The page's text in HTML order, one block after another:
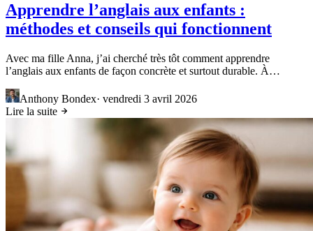
Apprendre l’anglais aux enfants :
méthodes et conseils qui fonctionnent
Avec ma fille Anna, j’ai cherché très tôt comment apprendre
l’anglais aux enfants de façon concrète et surtout durable. À…
Anthony Bondex· vendredi 3 avril 2026
Lire la suite